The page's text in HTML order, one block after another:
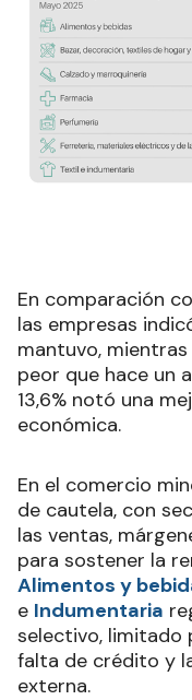
En comparación
las empresas
mantuvo,
peor que hace un
13,6% notó una
económica.
En el comercio
de cautela, con
las ventas,
para sostener la
Alimentos y
e Indumentaria
selectivo, limitado
falta de crédito y
externa.